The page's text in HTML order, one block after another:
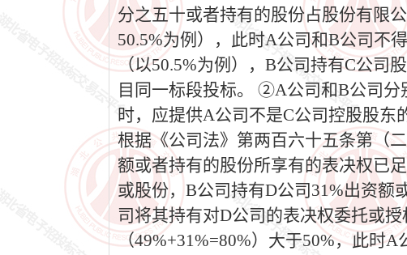
分之五十或者持有的股份占股份有限
50.5%为例），此时A公司和B公司不
（以50.5%为例），B公司持有C公
目同一标段投标。 ②A公司和B公司分
时，应提供A公司不是C公司控股股
根据《公司法》第两百六十五条第（
额或者持有的股份所享有的表决权已
或股份，B公司持有D公司31%出资额
司将其持有对D公司的表决权委托或
（49%+31%=80%）大于50%，此时